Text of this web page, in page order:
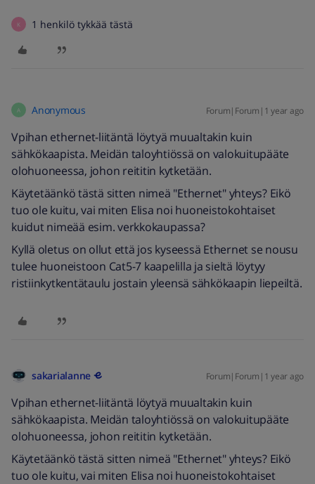
K 1 henkilö tykkää tästä
A Anonymous Forum|Forum|1 year ago
Vpihan ethernet-liitäntä löytyä muualtakin kuin
sähkökaapista. Meidän taloyhtiössä on valokuitupääte
olohuoneessa, johon reititin kytketään.
Käytetäänkö tästä sitten nimeä "Ethernet" yhteys? Eikö
tuo ole kuitu, vai miten Elisa noi huoneistokohtaiset
kuidut nimeää esim. verkkokaupassa?
Kyllä oletus on ollut että jos kyseessä Ethernet se nousu
tulee huoneistoon Cat5-7 kaapelilla ja sieltä löytyy
ristiinkytkentätaulu jostain yleensä sähkökaapin liepeiltä.
sakarialanne Forum|Forum|1 year ago
Vpihan ethernet-liitäntä löytyä muualtakin kuin
sähkökaapista. Meidän taloyhtiössä on valokuitupääte
olohuoneessa, johon reititin kytketään.
Käytetäänkö tästä sitten nimeä "Ethernet" yhteys? Eikö
tuo ole kuitu, vai miten Elisa noi huoneistokohtaiset